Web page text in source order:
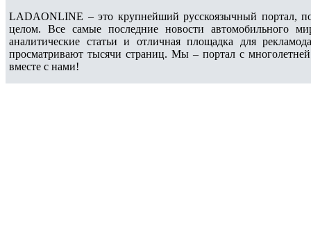
LADAONLINE – это крупнейший русскоязычный портал,
целом. Все самые последние новости автомобильного
аналитические статьи и отличная площадка для
просматривают тысячи страниц. Мы – портал с
вместе с нами!